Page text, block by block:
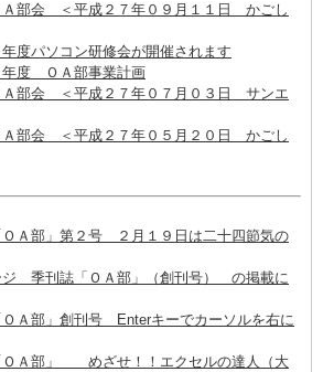
Ａ部会 ＜平成２７年０９月１１日 かごし
度パソコン研修会が開催されます
年度 ＯＡ部事業計画
Ａ部会 ＜平成２７年０７月０３日 サンエ
Ａ部会 ＜平成２７年０５月２０日 かごし
ＯＡ部」第２号 ２月１９日は二十四節気の
ジ 季刊誌「ＯＡ部」（創刊号） の掲載に
ＯＡ部」創刊号 Enterキーでカーソルを右に
ＯＡ部」 めざせ！！エクセルの達人（大